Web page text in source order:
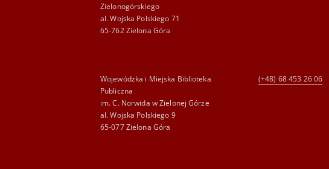
Zielonogórskiego
al. Wojska Polskiego 71
65-762 Zielona Góra
Wojewódzka i Miejska Biblioteka
Publiczna
im. C. Norwida w Zielonej Górze
al. Wojska Polskiego 9
65-077 Zielona Góra
(+48) 68 453 26 06